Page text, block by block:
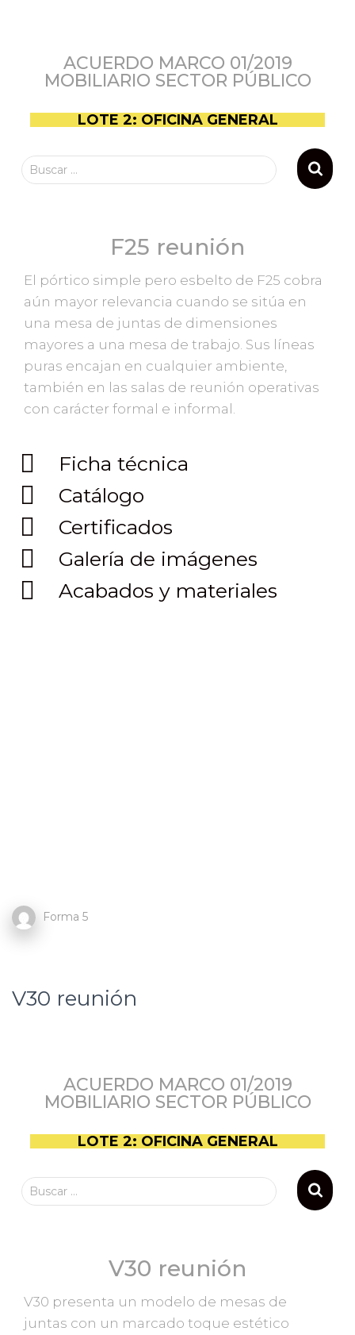
ACUERDO MARCO 01/2019
MOBILIARIO SECTOR PÚBLICO
LOTE 2: OFICINA GENERAL
Buscar …
F25 reunión
El pórtico simple pero esbelto de F25 cobra
aún mayor relevancia cuando se sitúa en
una mesa de juntas de dimensiones
mayores a una mesa de trabajo. Sus líneas
puras encajan en cualquier ambiente,
también en las salas de reunión operativas
con carácter formal e informal.
Ficha técnica
Catálogo
Certificados
Galería de imágenes
Acabados y materiales
Forma 5
V30 reunión
ACUERDO MARCO 01/2019
MOBILIARIO SECTOR PÚBLICO
LOTE 2: OFICINA GENERAL
Buscar …
V30 reunión
V30 presenta un modelo de mesas de
juntas con un marcado toque estético